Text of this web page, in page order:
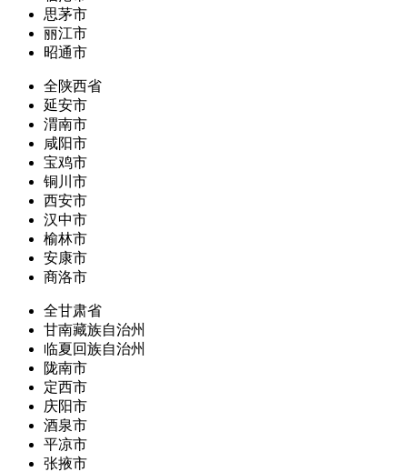
思茅市
丽江市
昭通市
全陕西省
延安市
渭南市
咸阳市
宝鸡市
铜川市
西安市
汉中市
榆林市
安康市
商洛市
全甘肃省
甘南藏族自治州
临夏回族自治州
陇南市
定西市
庆阳市
酒泉市
平凉市
张掖市